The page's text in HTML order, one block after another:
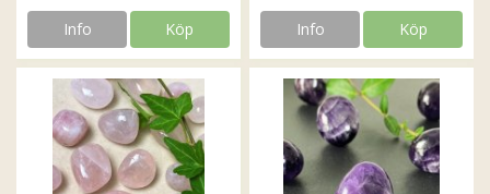
Info Köp Info Köp